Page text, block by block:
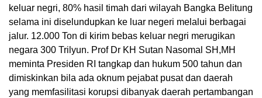
keluar negri, 80% hasil timah dari wilayah Bangka Belitung
selama ini diselundupkan ke luar negeri melalui berbagai
jalur. 12.000 Ton di kirim bebas keluar negri merugikan
negara 300 Trilyun. Prof Dr KH Sutan Nasomal SH,MH
meminta Presiden RI tangkap dan hukum 500 tahun dan
dimiskinkan bila ada oknum pejabat pusat dan daerah
yang memfasilitasi korupsi dibanyak daerah pertambangan